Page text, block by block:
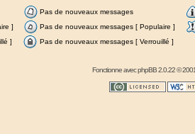
Pas de nouveaux messages
]
Pas de nouveaux messages [ Populaire ]
]
Pas de nouveaux messages [ Verrouillé ]
Fonctionne avecphpBB2.0.22 ©